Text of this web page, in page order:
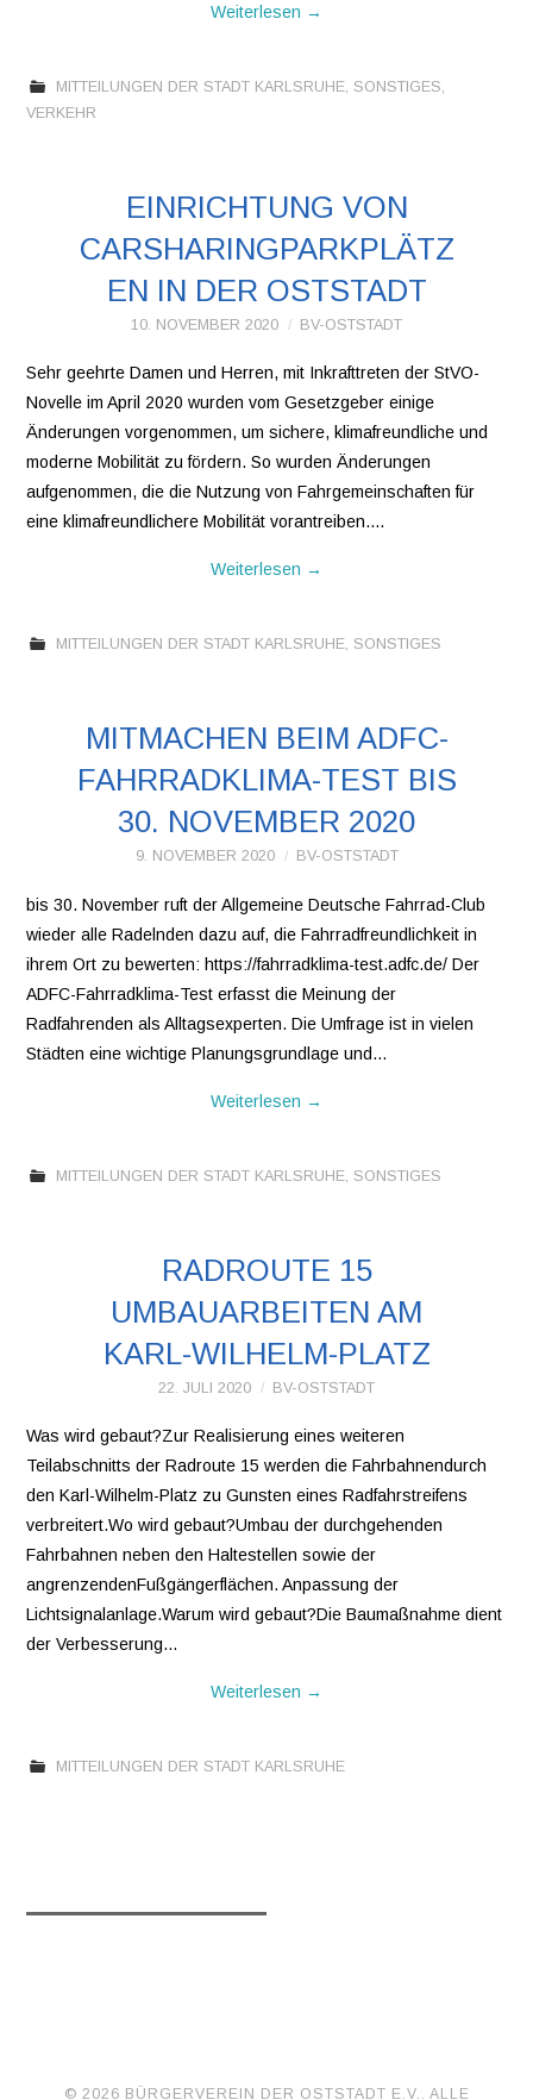
Weiterlesen →
MITTEILUNGEN DER STADT KARLSRUHE, SONSTIGES
VERKEHR
EINRICHTUNG VON
CARSHARINGPARKPLÄTZ
EN IN DER OSTSTADT
10. NOVEMBER 2020 BV-OSTSTADT
Sehr geehrte Damen und Herren, mit Inkrafttreten der StVO-
Novelle im April 2020 wurden vom Gesetzgeber einige
Änderungen vorgenommen, um sichere, klimafreundliche und
moderne Mobilität zu fördern. So wurden Änderungen
aufgenommen, die die Nutzung von Fahrgemeinschaften für
eine klimafreundlichere Mobilität vorantreiben.…
Weiterlesen →
MITTEILUNGEN DER STADT KARLSRUHE, SONSTIGES
MITMACHEN BEIM ADFC-
FAHRRADKLIMA-TEST BIS
30. NOVEMBER 2020
9. NOVEMBER 2020 BV-OSTSTADT
bis 30. November ruft der Allgemeine Deutsche Fahrrad-Club
wieder alle Radelnden dazu auf, die Fahrradfreundlichkeit in
ihrem Ort zu bewerten: https://fahrradklima-test.adfc.de/ Der
ADFC-Fahrradklima-Test erfasst die Meinung der
Radfahrenden als Alltagsexperten. Die Umfrage ist in vielen
Städten eine wichtige Planungsgrundlage und…
Weiterlesen →
MITTEILUNGEN DER STADT KARLSRUHE, SONSTIGES
RADROUTE 15
UMBAUARBEITEN AM
KARL-WILHELM-PLATZ
22. JULI 2020 BV-OSTSTADT
Was wird gebaut?Zur Realisierung eines weiteren
Teilabschnitts der Radroute 15 werden die Fahrbahnendurch
den Karl-Wilhelm-Platz zu Gunsten eines Radfahrstreifens
verbreitert.Wo wird gebaut?Umbau der durchgehenden
Fahrbahnen neben den Haltestellen sowie der
angrenzendenFußgängerflächen. Anpassung der
Lichtsignalanlage.Warum wird gebaut?Die Baumaßnahme dient
der Verbesserung…
Weiterlesen →
MITTEILUNGEN DER STADT KARLSRUHE
© 2026 BÜRGERVEREIN DER OSTSTADT E.V.. ALLE